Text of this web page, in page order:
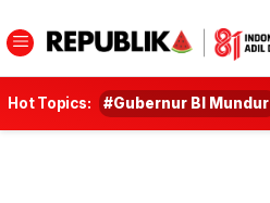
Hot Topics: #Gubernur BI Mundur